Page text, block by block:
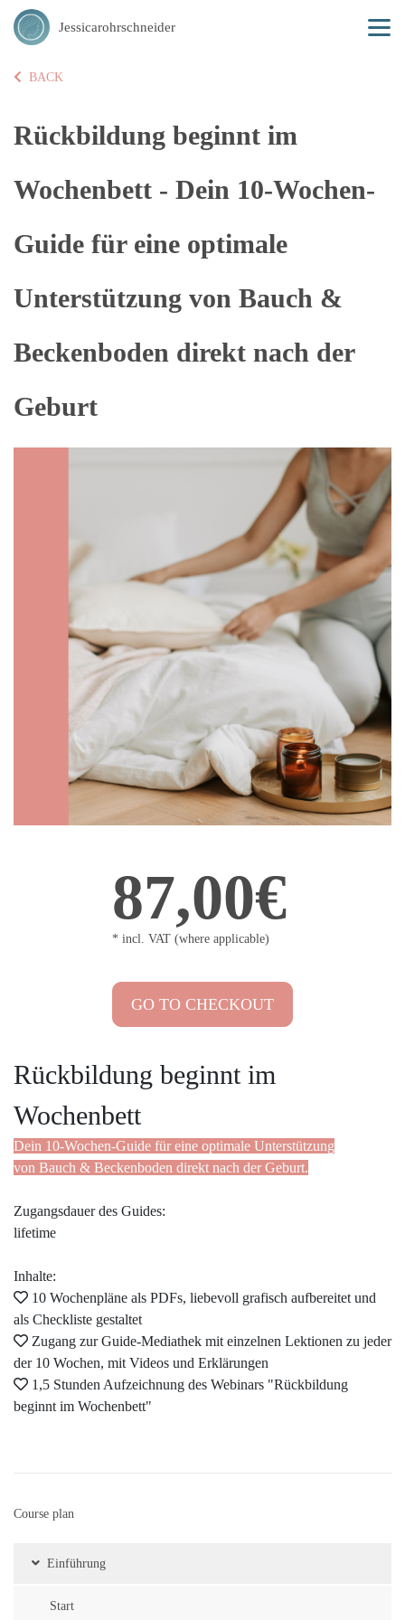
Jessicarohrschneider
BACK
Rückbildung beginnt im
Wochenbett - Dein 10-Wochen-
Guide für eine optimale
Unterstützung von Bauch &
Beckenboden direkt nach der
Geburt
87,00€
* incl. VAT (where applicable)
GO TO CHECKOUT
Rückbildung beginnt im
Wochenbett
Dein 10-Wochen-Guide für eine optimale Unterstützung
von Bauch & Beckenboden direkt nach der Geburt.
Zugangsdauer des Guides:
lifetime
Inhalte:
10 Wochenpläne als PDFs, liebevoll grafisch aufbereitet und
als Checkliste gestaltet
Zugang zur Guide-Mediathek mit einzelnen Lektionen zu jeder
der 10 Wochen, mit Videos und Erklärungen
1,5 Stunden Aufzeichnung des Webinars "Rückbildung
beginnt im Wochenbett"
Course plan
Einführung
Start